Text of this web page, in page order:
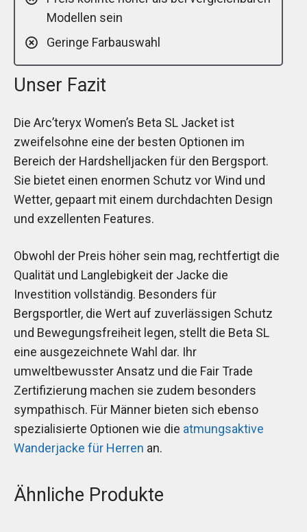
Modellen sein
Geringe Farbauswahl
Unser Fazit
Die Arc’teryx Women’s Beta SL Jacket ist
zweifelsohne eine der besten Optionen im
Bereich der Hardshelljacken für den Bergsport.
Sie bietet einen enormen Schutz vor Wind und
Wetter, gepaart mit einem durchdachten Design
und exzellenten Features.
Obwohl der Preis höher sein mag, rechtfertigt die
Qualität und Langlebigkeit der Jacke die
Investition vollständig. Besonders für
Bergsportler, die Wert auf zuverlässigen Schutz
und Bewegungsfreiheit legen, stellt die Beta SL
eine ausgezeichnete Wahl dar. Ihr
umweltbewusster Ansatz und die Fair Trade
Zertifizierung machen sie zudem besonders
sympathisch. Für Männer bieten sich ebenso
spezialisierte Optionen wie die atmungsaktive
Wanderjacke für Herren an.
Ähnliche Produkte